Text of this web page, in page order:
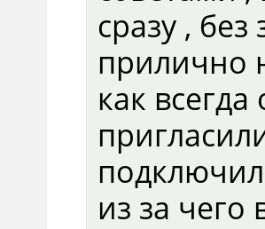
сразу ,
прилично
как
из за